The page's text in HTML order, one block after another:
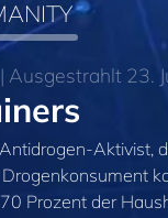
| Ausgestrahlt 23.
Aktivist,
Prozent der